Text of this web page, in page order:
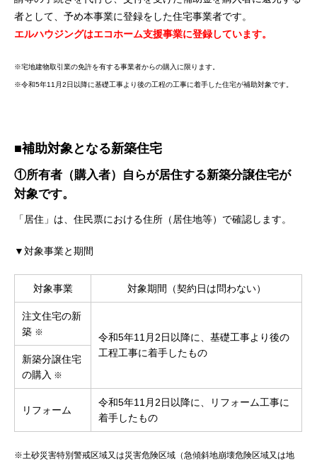
者として、予め本事業に登録をした住宅事業者です。
エルハウジングはエコホーム支援事業に登録しています。
※宅地建物取引業の免許を有する事業者からの購入に限ります。
※令和5年11月2日以降に基礎工事より後の工程の工事に着手した住宅が補助対象です。
■補助対象となる新築住宅
①所有者（購入者）自らが居住する新築分譲住宅が
対象です。
「居住」は、住民票における住所（居住地等）で確認します。
▼対象事業と期間
対象事業 対象期間（契約日は問わない）
注文住宅の新
築 ※
令和5年11月2日以降に、基礎工事より後の
工程工事に着手したもの
新築分譲住宅
の購入 ※
リフォーム
令和5年11月2日以降に、リフォーム工事に
着手したもの
※土砂災害特別警戒区域又は災害危険区域（急傾斜地崩壊危険区域又は地